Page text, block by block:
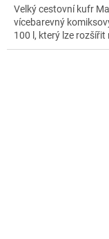
Velký cestovní kufr
vícebarevný
100 l, který lze